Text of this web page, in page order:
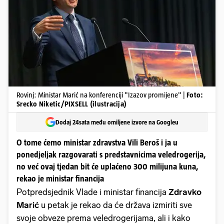
Rovinj: Ministar Marić na konferenciji "Izazov promijene" | Foto:
Srecko Niketic/PIXSELL (ilustracija)
Dodaj 24sata među omiljene izvore na Googleu
O tome ćemo ministar zdravstva Vili Beroš i ja u
ponedjeljak razgovarati s predstavnicima veledrogerija,
no već ovaj tjedan bit će uplaćeno 300 milijuna kuna,
rekao je ministar financija
Potpredsjednik Vlade i ministar financija Zdravko
Marić u petak je rekao da će država izmiriti sve
svoje obveze prema veledrogerijama, ali i kako